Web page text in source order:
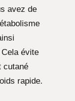
avez de
évite
cutané
rapide.